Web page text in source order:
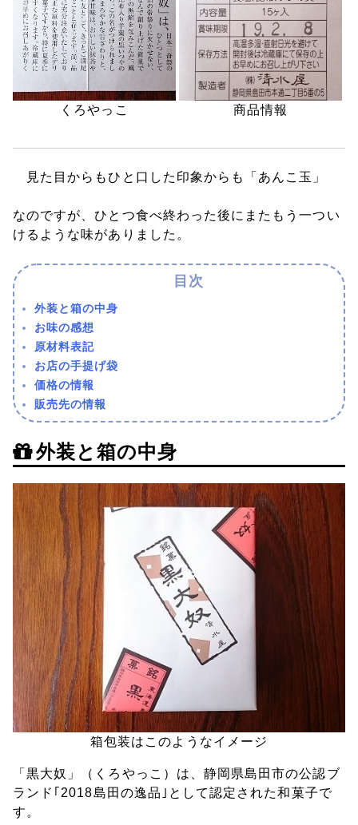
くろやっこ 商品情報
見た目からもひと口した印象からも「あんこ玉」
なのですが、ひとつ食べ終わった後にまたもう一つい
けるような味がありました。
外装と箱の中身
お味の感想
原材料表記
お店の手提げ袋
価格の情報
販売先の情報
外装と箱の中身
箱包装はこのようなイメージ
「黒大奴」（くろやっこ）は、静岡県島田市の公認ブ
ランド｢2018島田の逸品｣として認定された和菓子で
す。